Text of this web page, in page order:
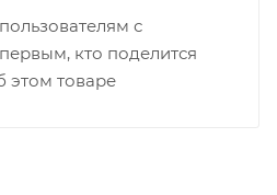
с
кто поделится
этом товаре